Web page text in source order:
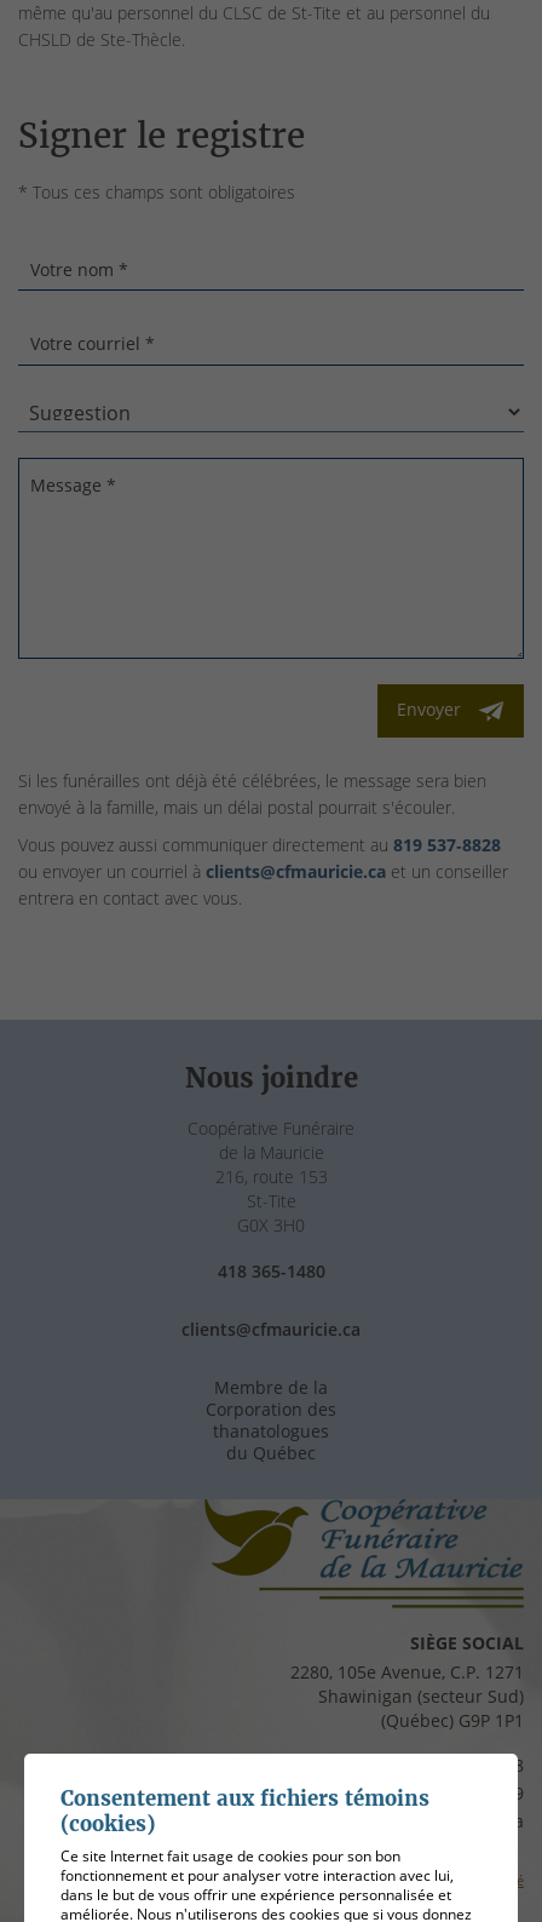
même qu'au personnel du CLSC de St-Tite et au personnel du
CHSLD de Ste-Thècle.
Signer le registre
* Tous ces champs sont obligatoires
Votre nom *
Votre courriel *
Message *
Envoyer
Si les funérailles ont déjà été célébrées, le message sera bien
envoyé à la famille, mais un délai postal pourrait s'écouler.
Vous pouvez aussi communiquer directement au 819 537‑8828
ou envoyer un courriel à clients@cfmauricie.ca et un conseiller
entrera en contact avec vous.
Nous joindre
Coopérative Funéraire
de la Mauricie
216, route 153
St-Tite
G0X 3H0
418 365-1480
clients@cfmauricie.ca
Membre de la
Corporation des
thanatologues
du Québec
SIÈGE SOCIAL
2280, 105e Avenue, C.P. 1271
Shawinigan (secteur Sud)
(Québec) G9P 1P1
819 537-8828
Télécopieur :819 537-8829
clients@cfmauricie.ca
Conditions d’utilisation et politique de confidentialité
Consentement aux fichiers témoins
(cookies)
Ce site Internet fait usage de cookies pour son bon
fonctionnement et pour analyser votre interaction avec lui,
dans le but de vous offrir une expérience personnalisée et
améliorée. Nous n'utiliserons des cookies que si vous donnez